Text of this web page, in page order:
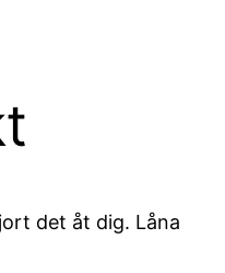
det åt dig. Låna